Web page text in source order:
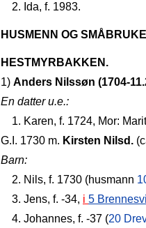
2. Ida, f. 1983.
HUSMENN OG
HESTMYRBAKKEN.
1) Anders Nilssøn
En datter u.e.:
1. Karen, f. 1724, Mor:
G.I. 1730 m. Kirsten Nilsd.
Barn:
2. Nils, f. 1730 (husmann
3. Jens, f. ‑34, i 5
4. Johannes, f. ‑37 (20